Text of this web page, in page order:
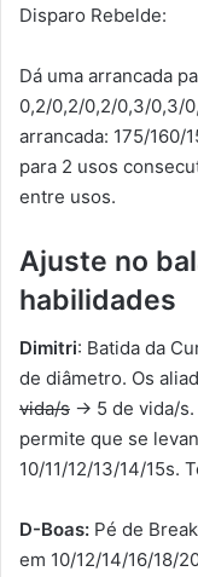
Disparo Rebelde:
Dá uma arrancada
0,2/0,2/0,2/0,3/0,3/
arrancada: 175/160/
para 2 usos
entre usos.
Ajuste no
habilidades
Dimitri: Batida da
de diâmetro. Os
vida/s → 5 de vida/s.
permite que se
10/11/12/13/14/15s.
D-Boas: Pé de
em 10/12/14/16/18/